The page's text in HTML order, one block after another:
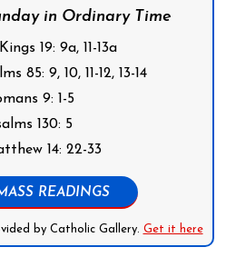
in Ordinary Time
19: 9a, 11-13a
85: 9, 10, 11-12, 13-14
9: 1-5
130: 5
14: 22-33
READINGS
by Catholic Gallery. Get it here